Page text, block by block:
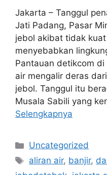
Jakarta – Tanggul
Jati Padang, Pasar
jebol akibat tidak
menyebabkan
Pantauan detikcom
air mengalir deras
jebol. Tanggul itu
Musala Sabili yang
Selengkapnya
Kategori
Uncategorized
Tag
aliran air, banjir,